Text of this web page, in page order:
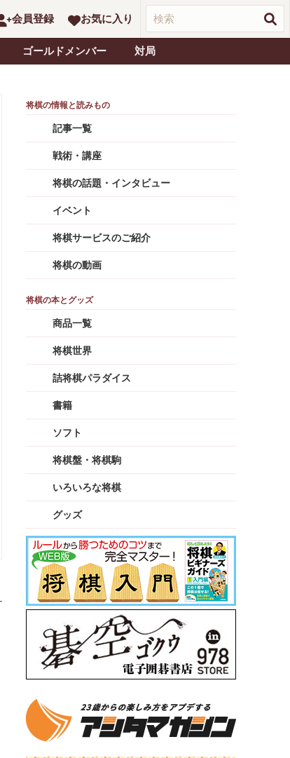
会員登録 お気に入り
ゴールドメンバー 対局
記事一覧
戦術・講座
将棋の話題・インタビュー
イベント
将棋サービスのご紹介
将棋の動画
商品一覧
将棋世界
詰将棋パラダイス
書籍
ソフト
将棋盤・将棋駒
いろいろな将棋
グッズ